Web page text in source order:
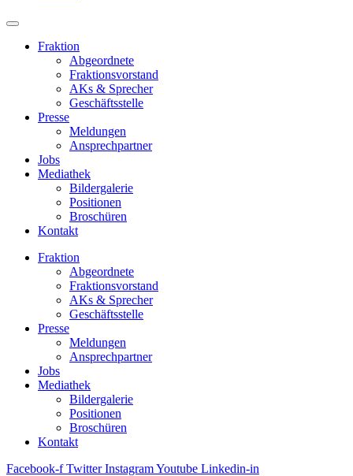
Fraktion
Abgeordnete
Fraktions­vorstand
AKs & Sprecher
Geschäftsstelle
Presse
Meldungen
Ansprechpartner
Jobs
Mediathek
Bildergalerie
Positionen
Broschüren
Kontakt
Fraktion
Abgeordnete
Fraktions­vorstand
AKs & Sprecher
Geschäftsstelle
Presse
Meldungen
Ansprechpartner
Jobs
Mediathek
Bildergalerie
Positionen
Broschüren
Kontakt
Facebook-f Twitter InstagramYoutube Linkedin-in